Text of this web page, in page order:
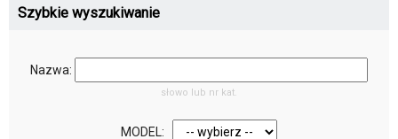
Szybkie wyszukiwanie
Nazwa:
słowo lub nr kat.
MODEL: